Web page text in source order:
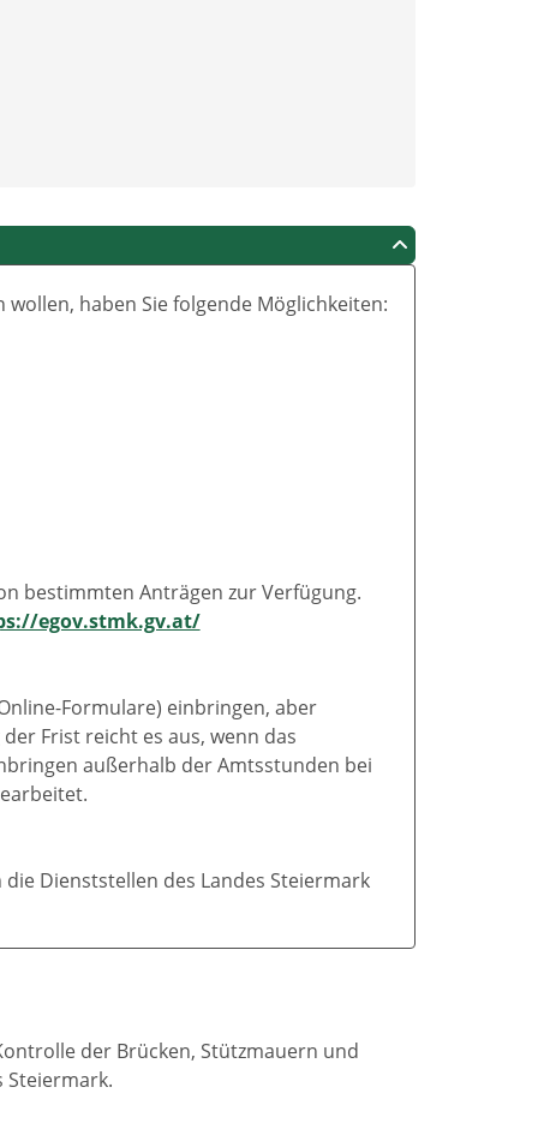
haben Sie folgende Möglichkeiten:
bestimmten Anträgen zur Verfügung.
egov.stmk.gv.at/
Formulare) einbringen, aber
Frist reicht es aus, wenn das
außerhalb der Amtsstunden bei
Dienststellen des Landes Steiermark
der Brücken, Stützmauern und
Steiermark.